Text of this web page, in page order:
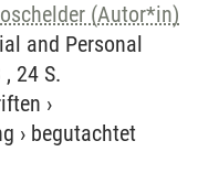
(Autor*in)
and Personal
24 S.
›
› begutachtet